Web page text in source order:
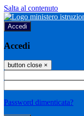
Salta al contenuto
Accedi
Accedi
button close ×
Password dimenticata?